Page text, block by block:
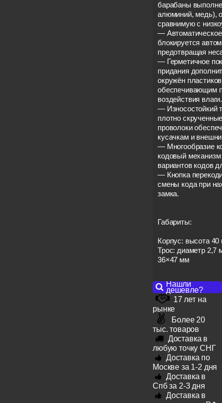
барабаны
алюминий, медь),
сравнимую с
—
блокируется
предотвращая
— Герметичное
придания
окружён
обеспечивающим
воздействия влаги.
— Износостойкий
плотно
проволоки
кусачкам и
— Многообразие
кодовый
вариантов кодов
— Кнопка
смены кода при
замка.
Габариты:
Корпус: высота
Трос: диаметр 2,7
36×47 мм
Нашли
дешевле?
17 лет на
рынке
Более 20
тыс. товаров
Доставка в
любую точку СНГ
Доставка по
Москве за 1-2 дня
Доставка в
Спб за 2-3 дня
Доставка в